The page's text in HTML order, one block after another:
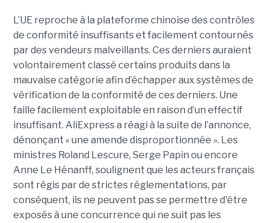
L’UE reproche à la plateforme chinoise des contrôles
de conformité insuffisants et facilement contournés
par des vendeurs malveillants. Ces derniers auraient
volontairement classé certains produits dans la
mauvaise catégorie afin d’échapper aux systèmes de
vérification de la conformité de ces derniers. Une
faille facilement exploitable en raison d’un effectif
insuffisant. AliExpress a réagi à la suite de l’annonce,
dénonçant « une amende disproportionnée ». Les
ministres Roland Lescure, Serge Papin ou encore
Anne Le Hénanff, soulignent que les acteurs français
sont régis par de strictes réglementations, par
conséquent, ils ne peuvent pas se permettre d'être
exposés à une concurrence qui ne suit pas les